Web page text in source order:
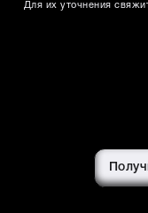
Для их уточнения